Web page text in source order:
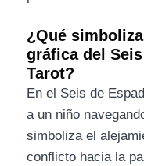
¿Qué
gráfica del Seis
Tarot?
En el Seis de
a un niño
simboliza el
conflicto hacia la